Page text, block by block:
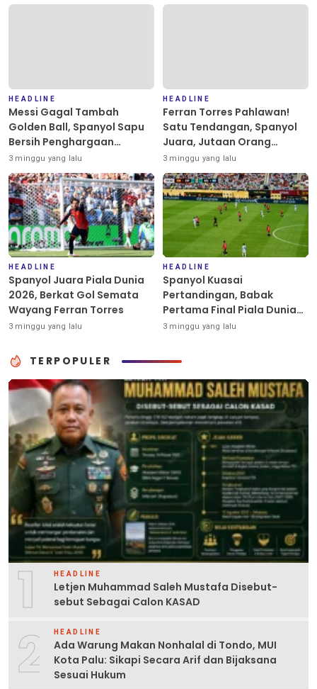
HEADLINE
Messi Gagal Tambah
Golden Ball, Spanyol Sapu
Bersih Penghargaan
Individu Piala Dunia 2026
3 minggu yang lalu
HEADLINE
Ferran Torres Pahlawan!
Satu Tendangan, Spanyol
Juara, Jutaan Orang
Berpesta
3 minggu yang lalu
HEADLINE
Spanyol Juara Piala Dunia
2026, Berkat Gol Semata
Wayang Ferran Torres
3 minggu yang lalu
HEADLINE
Spanyol Kuasai
Pertandingan, Babak
Pertama Final Piala Dunia
2026 Masih Tanpa Gol
3 minggu yang lalu
TERPOPULER
1 HEADLINE
Letjen Muhammad Saleh Mustafa Disebut-
sebut Sebagai Calon KASAD
2 HEADLINE
Ada Warung Makan Nonhalal di Tondo, MUI
Kota Palu: Sikapi Secara Arif dan Bijaksana
Sesuai Hukum